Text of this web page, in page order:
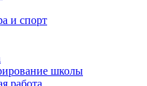
и спорт
школы
работа